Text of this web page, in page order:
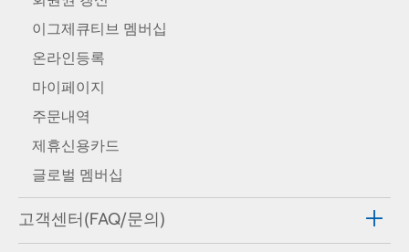
이그제큐티브 멤버십
온라인등록
마이페이지
주문내역
제휴신용카드
글로벌 멤버십
고객센터(FAQ/문의)